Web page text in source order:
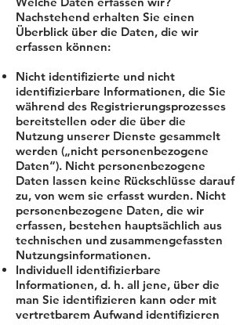
Nachstehend erhalten Sie einen
Überblick über die Daten, die wir
erfassen können:
Nicht identifizierte und nicht
identifizierbare Informationen, die Sie
während des Registrierungsprozesses
bereitstellen oder die über die
Nutzung unserer Dienste gesammelt
werden („nicht personenbezogene
Daten“). Nicht personenbezogene
Daten lassen keine Rückschlüsse darauf
zu, von wem sie erfasst wurden. Nicht
personenbezogene Daten, die wir
erfassen, bestehen hauptsächlich aus
technischen und zusammengefassten
Nutzungsinformationen.
Individuell identifizierbare
Informationen, d. h. all jene, über die
man Sie identifizieren kann oder mit
vertretbarem Aufwand identifizieren